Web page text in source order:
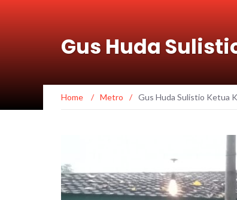
Gus Huda
Home / Metro / Gus Huda Sulistio Ketua